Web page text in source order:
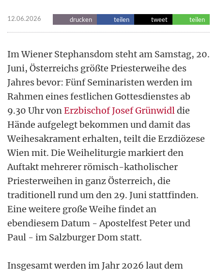
12.06.2026 drucken teilen tweet teilen
Im Wiener Stephansdom steht am Samstag, 20.
Juni, Österreichs größte Priesterweihe des
Jahres bevor: Fünf Seminaristen werden im
Rahmen eines festlichen Gottesdienstes ab
9.30 Uhr vonErzbischof Josef Grünwidldie
Hände aufgelegt bekommen und damit das
Weihesakrament erhalten, teilt die Erzdiözese
Wien mit. Die Weiheliturgie markiert den
Auftakt mehrerer römisch-katholischer
Priesterweihen in ganz Österreich, die
traditionell rund um den 29. Juni stattfinden.
Eine weitere große Weihe findet an
ebendiesem Datum - Apostelfest Peter und
Paul - im Salzburger Dom statt.
Insgesamt werden im Jahr 2026 laut dem